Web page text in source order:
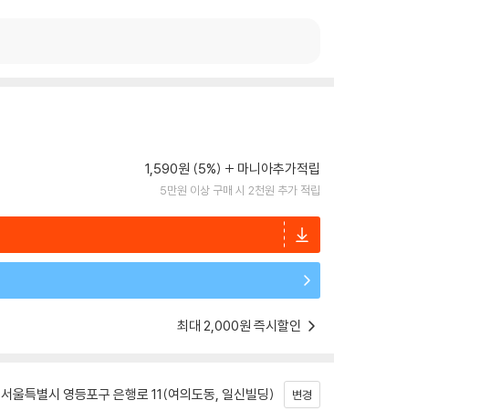
1,590원 (5%) 마니아추가적립
5만원 이상 구매 시 2천원 추가 적립
최대 2,000원 즉시할인
서울특별시 영등포구 은행로 11(여의도동, 일신빌딩) 변경